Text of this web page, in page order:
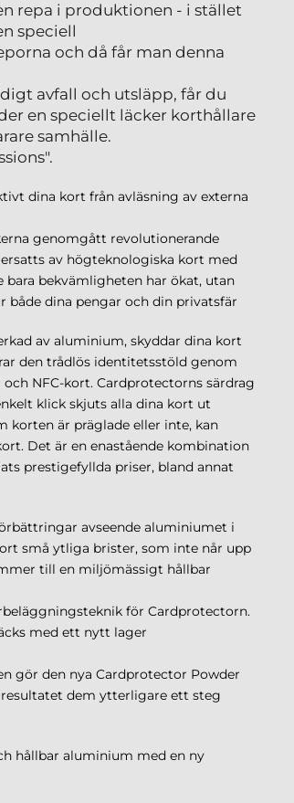
repa i produktionen - i stället
speciell
och då får man denna
avfall och utsläpp, får du
en speciellt läcker korthållare
samhälle.
dina kort från avläsning av externa
genomgått revolutionerande
av högteknologiska kort med
bekvämligheten har ökat, utan
både dina pengar och din privatsfär
av aluminium, skyddar dina kort
den trådlös identitetsstöld genom
NFC-kort. Cardprotectorns särdrag
klick skjuts alla dina kort ut
korten är präglade eller inte, kan
Det är en enastående kombination
prestigefyllda priser, bland annat
avseende aluminiumet i
små ytliga brister, som inte når upp
till en miljömässigt hållbar
för Cardprotectorn.
med ett nytt lager
gör den nya Cardprotector Powder
dem ytterligare ett steg
hållbar aluminium med en ny